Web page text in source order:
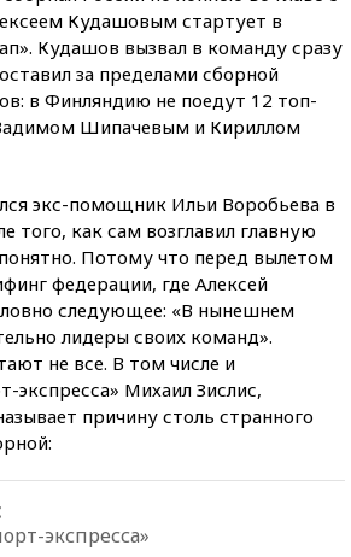
Кудашовым стартует в
Кудашов вызвал в команду сразу
за пределами сборной
в Финляндию не поедут 12 топ-
Шипачевым и Кириллом
экс-помощник Ильи Воробьева в
того, как сам возглавил главную
Потому что перед вылетом
федерации, где Алексей
следующее: «В нынешнем
лидеры своих команд».
не все. В том числе и
экспресса» Михаил Зислис,
причину столь странного
экспресса»